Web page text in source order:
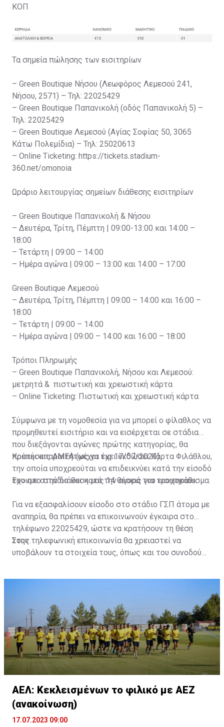
ΚΟΠ
Τα σημεία πώλησης των εισιτηρίων
– Green Boutique Νήσου (Λεωφόρος Λεμεσού 241,
Νήσου, 2571) – Τηλ: 22025429
– Green Boutique Παπανικολή (οδός Παπανικολή 5) –
Τηλ: 22025429
– Green Boutique Λεμεσού (Αγίας Σοφίας 50, 3065
Κάτω Πολεμίδια) – Τηλ: 25020613
– Online Ticketing: https://tickets.stadium-
360.net/omonoia
Ωράριο λειτουργίας σημείων διάθεσης εισιτηρίων
– Green Boutique Παπανικολή & Νήσου
– Δευτέρα, Τρίτη, Πέμπτη | 09:00-13:00 και 14:00 –
18:00
– Τετάρτη | 09:00 – 14:00
– Ημέρα αγώνα | 09:00 – 13:00 και 14:00 – 17:00
Green Boutique Λεμεσού
– Δευτέρα, Τρίτη, Πέμπτη | 09:00 – 14:00 και 16:00 –
18:00
– Τετάρτη | 09:00 – 14:00
– Ημέρα αγώνα | 09:00 – 14:00 και 16:00 – 18:00
Τρόποι Πληρωμής
– Green Boutique Παπανικολή, Νήσου και Λεμεσού:
μετρητά & πιστωτική και χρεωστική κάρτα
– Online Ticketing: Πιστωτική και χρεωστική κάρτα
Σύμφωνα με τη νομοθεσία για να μπορεί ο φίλαθλος να
προμηθευτεί εισιτήριο και να εισέρχεται σε στάδια
που διεξάγονται αγώνες πρώτης κατηγορίας, θα
πρέπει απαραιτήτως να έχει εκδώσει Κάρτα Φιλάθλου,
την οποία υποχρεούται να επιδεικνύει κατά την είσοδό
του στο στάδιο και κατά την αγορά του εισιτηρίου.
Κρατήσεις ΑΜΕΑ (μέχρι τις 17/07/2023)
Έχουμε στην διάθεση μας 14 θέσεις για τροχοκάθισμα.
Για να εξασφαλίσουν είσοδο στο στάδιο ΓΣΠ άτομα με
αναπηρία, θα πρέπει να επικοινωνούν έγκαιρα στο
τηλέφωνο 22025429, ώστε να κρατήσουν τη θέση
τους.
Στην τηλεφωνική επικοινωνία θα χρειαστεί να
υποβάλουν τα στοιχεία τους, όπως και του συνοδού
ΑΕΛ: Κεκλεισμένων το φιλικό με ΑΕΖ
(ανακοίνωση)
17.07.2023 09:00